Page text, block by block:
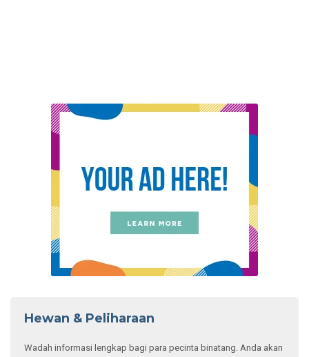
Hewan & Peliharaan
Wadah informasi lengkap bagi para pecinta binatang. Anda akan